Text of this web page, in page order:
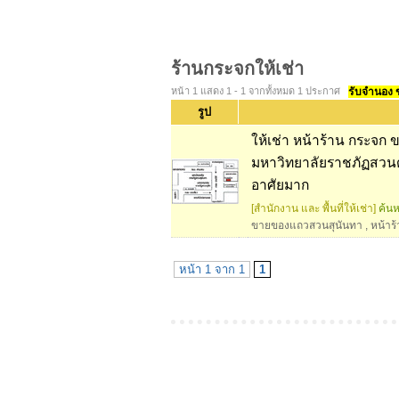
ร้านกระจกให้เช่า
หน้า 1 แสดง 1 - 1 จากทั้งหมด 1 ประกาศ รับจำนอง
รูป
ให้เช่า หน้าร้าน กระจก
มหาวิทยาลัยราชภัฏสวน
อาศัยมาก
[สำนักงาน และ พื้นที่ให้เช่า] ค้น
ขายของแถวสวนสุนันทา , หน้าร้
หน้า 1 จาก 1 1